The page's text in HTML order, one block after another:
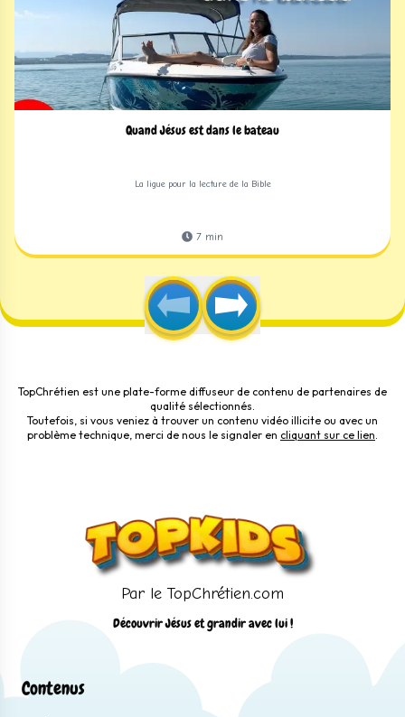
Quand Jésus est dans le bateau
La ligue pour la lecture de la Bible
7 min
TopChrétien est une plate-forme diffuseur de contenu de partenaires de
qualité sélectionnés.
Toutefois, si vous veniez à trouver un contenu vidéo illicite ou avec un
problème technique, merci de nous le signaler en cliquant sur ce lien.
Par le TopChrétien.com
Découvrir Jésus et grandir avec lui !
Contenus